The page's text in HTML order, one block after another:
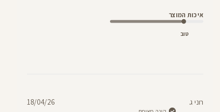
איכות המוצר
טוב
רוני ג. 18/04/26